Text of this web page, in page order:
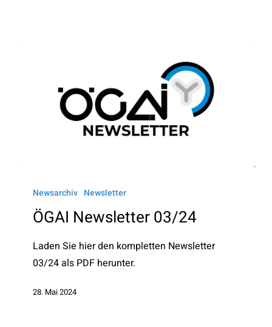
Newsletter
03/24
Newsarchiv Newsletter
ÖGAI Newsletter 03/24
Laden Sie hier den kompletten Newsletter
03/24 als PDF herunter.
28. Mai 2024